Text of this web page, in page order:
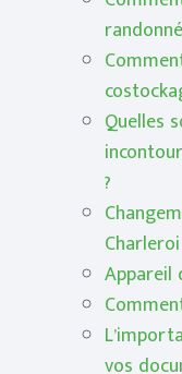
Quelles
?
Charleroi
Appareil
vos